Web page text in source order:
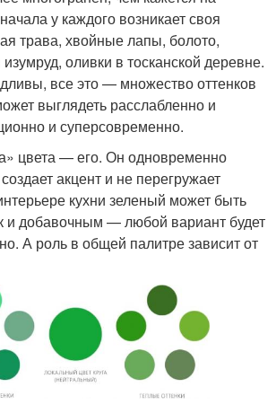
у каждого возникает своя
трава, хвойные лапы, болото,
оливки в тосканской деревне.
все это — множество оттенков
выглядеть расслабленно и
и суперсовременно.
цвета — его. Он одновременно
акцент и не перегружает
кухни зеленый может быть
и добавочным — любой вариант будет
А роль в общей палитре зависит от